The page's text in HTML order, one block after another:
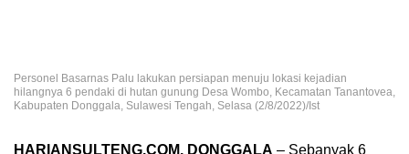
Personel Basarnas Palu lakukan persiapan menuju lokasi kejadian
hilangnya 6 pendaki di hutan gunung Desa Wombo, Kecamatan Tanantovea,
Kabupaten Donggala, Sulawesi Tengah, Selasa (2/8/2022)/Ist
HARIANSULTENG.COM, DONGGALA – Sebanyak 6